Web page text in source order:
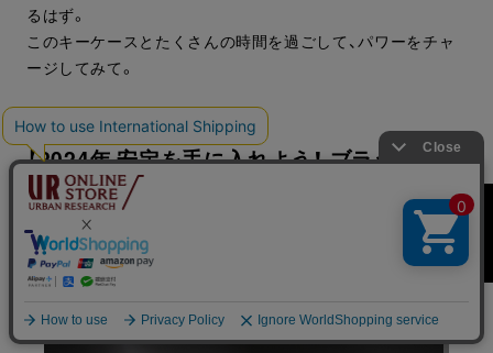
BRAND
るはず。
このキーケースとたくさんの時間を過ごして、パワーをチャ
ージしてみて。
【2024年 安定を手に入れよう！ ブラック×オ
ニキス】
Color：BLACK
Stone：ONYX